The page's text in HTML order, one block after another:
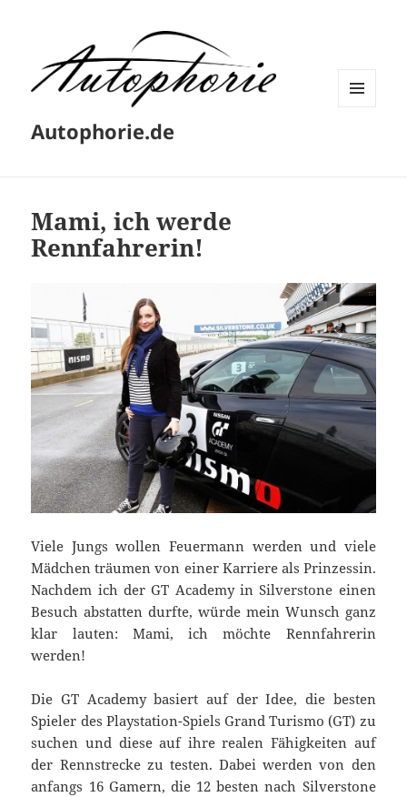
Autophorie.de
Mami, ich werde
Rennfahrerin!
Viele Jungs wollen Feuermann werden und viele
Mädchen träumen von einer Karriere als Prinzessin.
Nachdem ich der GT Academy in Silverstone einen
Besuch abstatten durfte, würde mein Wunsch ganz
klar lauten: Mami, ich möchte Rennfahrerin
werden!
Die GT Academy basiert auf der Idee, die besten
Spieler des Playstation-Spiels Grand Turismo (GT) zu
suchen und diese auf ihre realen Fähigkeiten auf
der Rennstrecke zu testen. Dabei werden von den
anfangs 16 Gamern, die 12 besten nach Silverstone